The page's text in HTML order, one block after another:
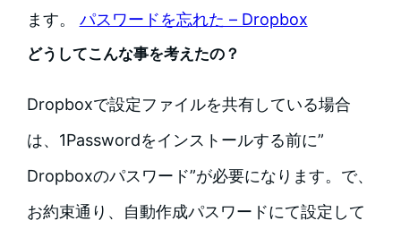
ます。 パスワードを忘れた – Dropbox
どうしてこんな事を考えたの？
Dropboxで設定ファイルを共有している場合
は、1Passwordをインストールする前に”
Dropboxのパスワード”が必要になります。で、
お約束通り、自動作成パスワードにて設定して